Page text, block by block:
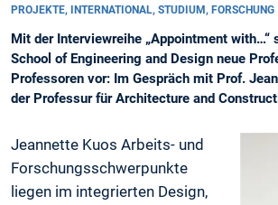
PROJEKTE, INTERNATIONAL, STUDIUM, FORSCHUNG
Mit der Interviewreihe „Appointment with…“
School of Engineering and Design neue
Professoren vor: Im Gespräch mit Prof.
der Professur für Architecture and
Jeannette Kuos Arbeits- und
Forschungsschwerpunkte
liegen im integrierten Design,